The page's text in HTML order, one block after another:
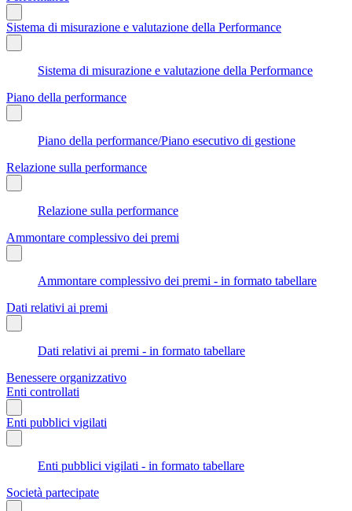
Sistema di misurazione e valutazione della Performance
Sistema di misurazione e valutazione della Performance
Piano della performance
Piano della performance/Piano esecutivo di gestione
Relazione sulla performance
Relazione sulla performance
Ammontare complessivo dei premi
Ammontare complessivo dei premi - in formato tabellare
Dati relativi ai premi
Dati relativi ai premi - in formato tabellare
Benessere organizzativo
Enti controllati
Enti pubblici vigilati
Enti pubblici vigilati - in formato tabellare
Società partecipate